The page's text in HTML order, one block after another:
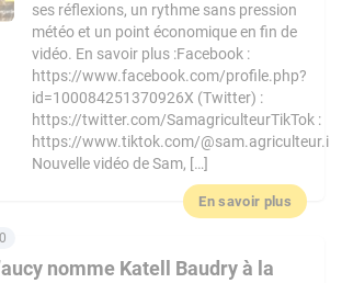
ses réflexions, un rythme sans pression
météo et un point économique en fin de
vidéo. En savoir plus :Facebook :
https://www.facebook.com/profile.php?
id=100084251370926X (Twitter) :
https://twitter.com/SamagriculteurTikTok :
https://www.tiktok.com/@sam.agriculteur.i
Nouvelle vidéo de Sam, […]
En savoir plus
nomme Katell Baudry à la